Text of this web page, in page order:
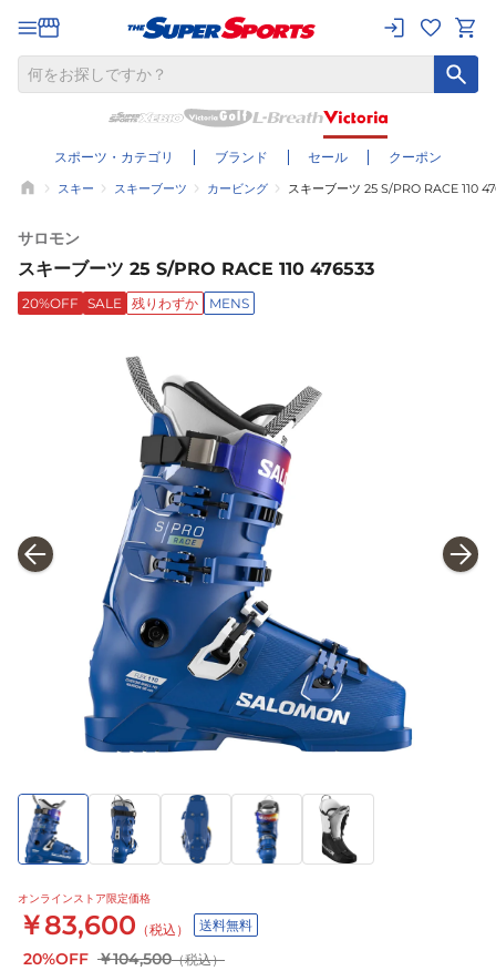
スポーツ・カテゴリ ブランド セール クーポン
スキー スキーブーツ カービング スキーブーツ 25 S/PRO RACE 110
サロモン
スキーブーツ 25 S/PRO RACE 110 476533
20%OFF SALE 残りわずか MENS
オンラインストア限定価格
￥83,600 （税込） 送料無料
20%OFF ￥104,500（税込）